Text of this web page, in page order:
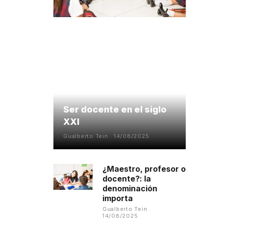
Ser docente en el siglo
XXI
Gualberto Tein 14/08/2025
¿Maestro, profesor o
docente?: la
denominación
importa
Gualberto Tein
14/08/2025